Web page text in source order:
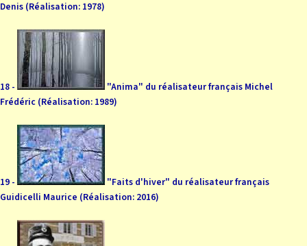
Denis (Réalisation: 1978)
18 -
"Anima" du réalisateur français Michel
Frédéric (Réalisation: 1989)
19 -
"Faits d'hiver" du réalisateur français
Guidicelli Maurice (Réalisation: 2016)